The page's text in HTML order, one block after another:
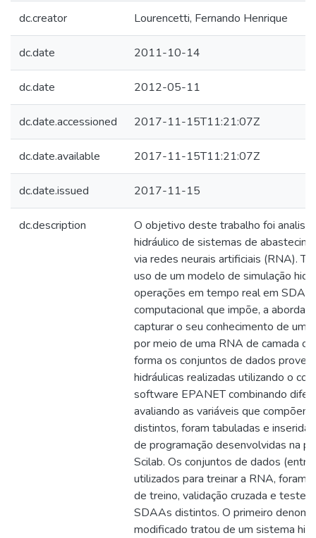
dc.creator Lourencetti, Fernando Henrique
dc.date 2011-10-14
dc.date 2012-05-11
dc.date.accessioned 2017-11-15T11:21:07Z
dc.date.available 2017-11-15T11:21:07Z
dc.date.issued 2017-11-15
dc.description
O objetivo deste trabalho foi
hidráulico de sistemas de
via redes neurais artificiais (RNA).
uso de um modelo de simulação
operações em tempo real em SDAA
computacional que impõe, a
capturar o seu conhecimento de
por meio de uma RNA de camada
forma os conjuntos de dados
hidráulicas realizadas utilizando o
software EPANET combinando
avaliando as variáveis que
distintos, foram tabuladas e
de programação desenvolvidas na
Scilab. Os conjuntos de dados
utilizados para treinar a RNA, foram
de treino, validação cruzada e
SDAAs distintos. O primeiro
modificado tratou de um sistema